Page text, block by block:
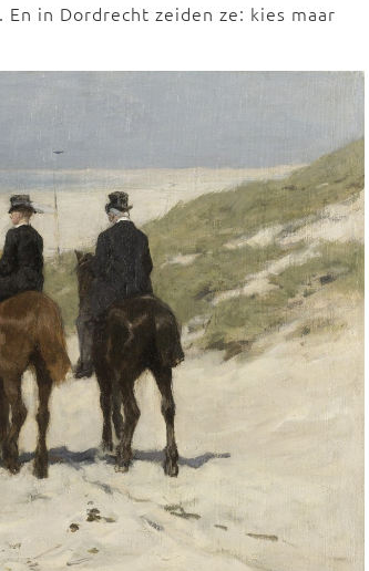
in Dordrecht zeiden ze: kies maar